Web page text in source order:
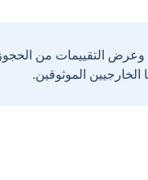
وعرض التقييمات من